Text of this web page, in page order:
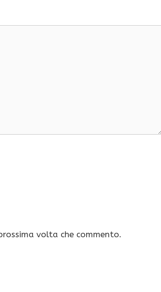
volta che commento.